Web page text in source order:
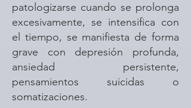
patologizarse cuando se prolonga
excesivamente, se intensifica con
el tiempo, se manifiesta de forma
grave con depresión profunda,
ansiedad persistente,
pensamientos suicidas o
somatizaciones.